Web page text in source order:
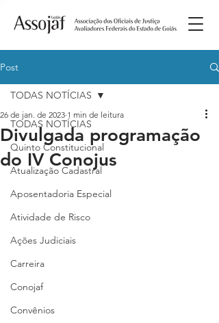
Post
TODAS NOTÍCIAS
Quinto Constitucional
Atualização Cadastral
Aposentadoria Especial
Atividade de Risco
Ações Judiciais
Carreira
Conojaf
Convênios
TODAS NOTÍCIAS
Divulgada programação
do IV Conojus
26 de jan. de 2023 1 min de leitura